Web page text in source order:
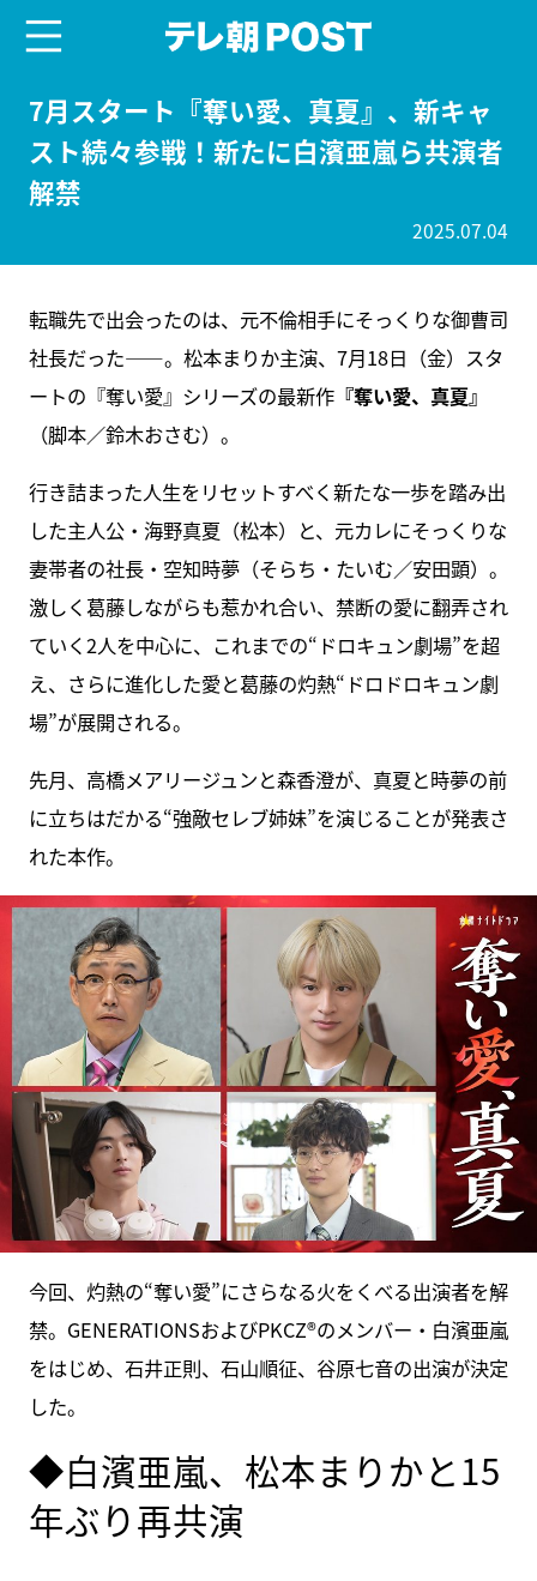
7月スタート『奪い愛、真夏』、新キャ
スト続々参戦！新たに白濱亜嵐ら共演者
解禁
2025.07.04
転職先で出会ったのは、元不倫相手にそっくりな御曹司
社長だった――。松本まりか主演、7月18日（金）スタ
ートの『奪い愛』シリーズの最新作『奪い愛、真夏』
（脚本／鈴木おさむ）。
行き詰まった人生をリセットすべく新たな一歩を踏み出
した主人公・海野真夏（松本）と、元カレにそっくりな
妻帯者の社長・空知時夢（そらち・たいむ／安田顕）。
激しく葛藤しながらも惹かれ合い、禁断の愛に翻弄され
ていく2人を中心に、これまでの“ドロキュン劇場”を超
え、さらに進化した愛と葛藤の灼熱“ドロドロキュン劇
場”が展開される。
先月、高橋メアリージュンと森香澄が、真夏と時夢の前
に立ちはだかる“強敵セレブ姉妹”を演じることが発表さ
れた本作。
今回、灼熱の“奪い愛”にさらなる火をくべる出演者を解
禁。GENERATIONSおよびPKCZ®のメンバー・白濱亜嵐
をはじめ、石井正則、石山順征、谷原七音の出演が決定
した。
◆白濱亜嵐、松本まりかと15
年ぶり再共演